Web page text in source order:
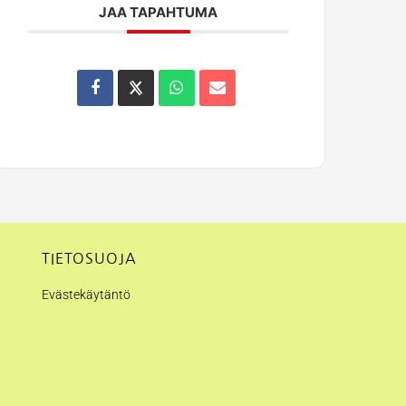
JAA TAPAHTUMA
TIETOSUOJA
Evästekäytäntö